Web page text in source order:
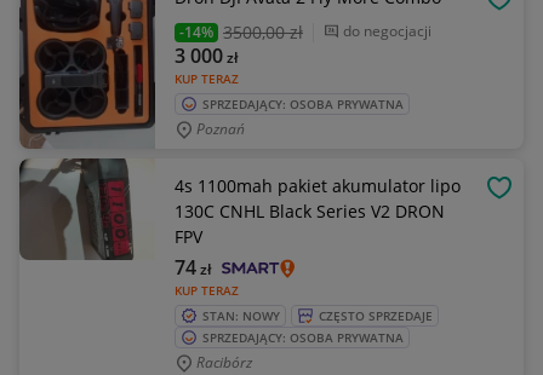
-14% 3500,00 zł do negocjacji
KUP TERAZ
3 000zł
SPRZEDAJĄCY: OSOBA PRYWATNA
Poznań
4s 1100mah pakiet akumulator lipo
130C CNHL Black Series V2 DRON
FPV
KUP TERAZ
74zł
STAN: NOWY
CZĘSTO SPRZEDAJE
SPRZEDAJĄCY: OSOBA PRYWATNA
Racibórz